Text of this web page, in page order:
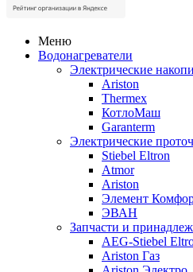
Меню
Водонагреватели
Электрические
Ariston
Thermex
КотлоМаш
Garanterm
Электрические
Stiebel Eltron
Atmor
Ariston
Элемент
ЭВАН
Запчасти и
AEG-Stiebel
Ariston Газ